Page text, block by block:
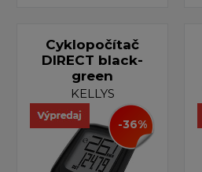
Cyklopočítač
DIRECT black-
green
KELLYS
-36%